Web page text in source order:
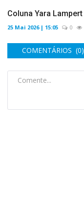
Coluna Yara Lampert
25 Mai 2026 | 15:05 0
COMENTÁRIOS (0)